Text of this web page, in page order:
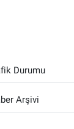
Durumu
Arşivi